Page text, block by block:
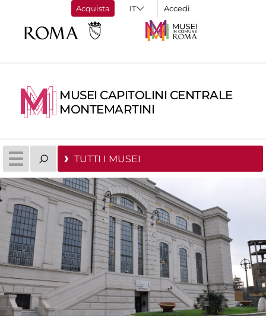
Acquista Accedi
MUSEI CAPITOLINI CENTRALE
MONTEMARTINI
TUTTI I MUSEI